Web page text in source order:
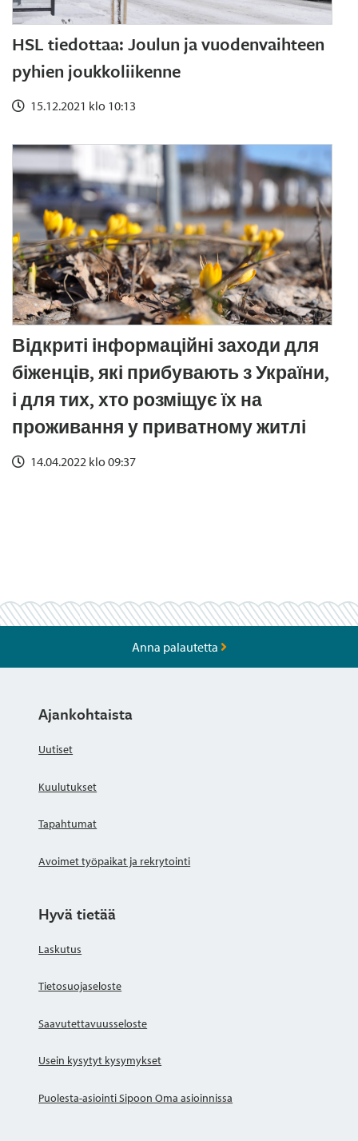
HSL tiedottaa: Joulun ja vuodenvaihteen
pyhien joukkoliikenne
15.12.2021 klo 10:13
Відкриті інформаційні заходи для
біженців, які прибувають з України,
і для тих, хто розміщує їх на
проживання у приватному житлі
14.04.2022 klo 09:37
Anna palautetta
Ajankohtaista
Uutiset
Kuulutukset
Tapahtumat
Avoimet työpaikat ja rekrytointi
Hyvä tietää
Laskutus
Tietosuojaseloste
Saavutettavuusseloste
Usein kysytyt kysymykset
Puolesta-asiointi Sipoon Oma asioinnissa